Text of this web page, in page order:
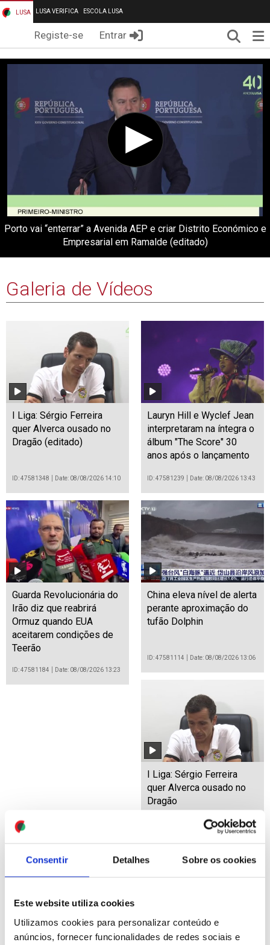
Consentir Detalhes Sobre os cookies
Este website utiliza cookies
Utilizamos cookies para personalizar conteúdo e
anúncios, fornecer funcionalidades de redes sociais e
LUSA LUSA VERIFICA ESCOLA LUSA
Registe-se Entrar
Porto vai “enterrar” a Avenida AEP e criar Distrito Económico e
Empresarial em Ramalde (editado)
Galeria de Vídeos
I Liga: Sérgio Ferreira
quer Alverca ousado no
Dragão (editado)
ID: 47581348 Date: 08/08/2026 14:10
Lauryn Hill e Wyclef Jean
interpretaram na íntegra o
álbum "The Score" 30
anos após o lançamento
ID: 47581239 Date: 08/08/2026 13:43
Guarda Revolucionária do
Irão diz que reabrirá
Ormuz quando EUA
aceitarem condições de
Teerão
ID: 47581184 Date: 08/08/2026 13:23
China eleva nível de alerta
perante aproximação do
tufão Dolphin
ID: 47581114 Date: 08/08/2026 13:06
I Liga: Sérgio Ferreira
quer Alverca ousado no
Dragão